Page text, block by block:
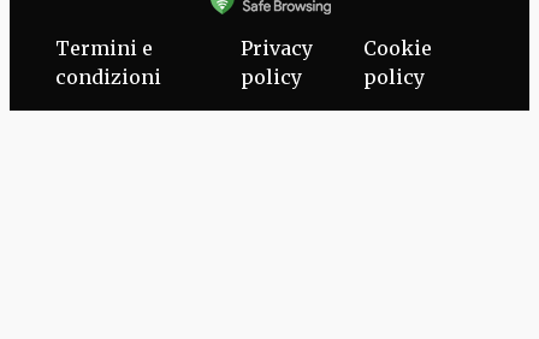
Termini e
condizioni
Privacy
policy
Cookie
policy